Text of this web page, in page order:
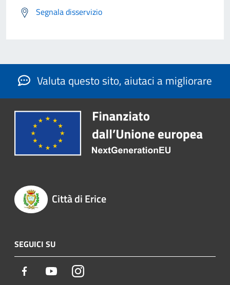
Segnala disservizio
Valuta questo sito, aiutaci a migliorare
Città di Erice
SEGUICI SU
Facebook YoutubeInstagram